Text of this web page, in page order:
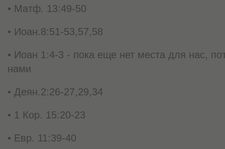
• Матф. 13:49-50
• Иоан.8:51-53,57,58
• Иоан 1:4-3 - пока еще нет места для нас,
нами
• Деян.2:26-27,29,34
• 1 Кор. 15:20-23
• Евр. 11:39-40